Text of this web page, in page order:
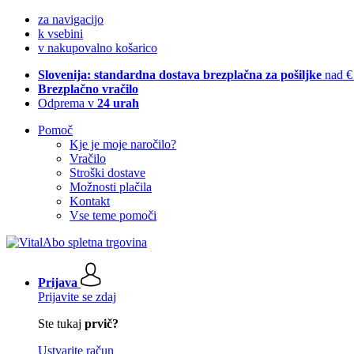
za navigacijo
k vsebini
v nakupovalno košarico
Slovenija: standardna dostava brezplačna za pošiljke nad
Brezplačno vračilo
Odprema v 24 urah
Pomoč
Kje je moje naročilo?
Vračilo
Stroški dostave
Možnosti plačila
Kontakt
Vse teme pomoči
Prijava
Prijavite se zdaj
Ste tukaj prvič?
Ustvarite račun